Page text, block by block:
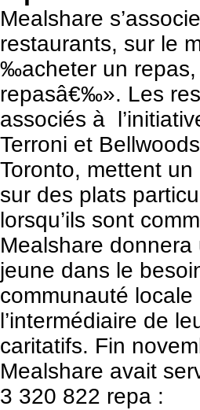
Mealshare
restaurants, sur le
‰acheter un repas,
repasâ€‰». Les
associés à
Terroni et
Toronto, mettent
sur des plats
lorsqu’ils sont
Mealshare
jeune dans le
communauté locale
l’intermédiaire de
caritatifs. Fin
Mealshare avait
3 320 822 repa :